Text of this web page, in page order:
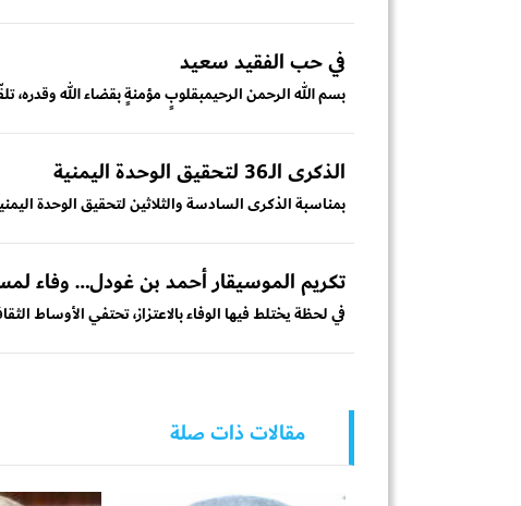
في حب الفقيد سعيد
بسم الله الرحمن الرحيمبقلوبٍ مؤمنةٍ بقضاء الله وقدره،
الذكرى الـ36 لتحقيق الوحدة اليمنية
بمناسبة الذكرى السادسة والثلاثين لتحقيق الوحدة اليمنية في 22 مايو 1990، نهنئ شعبنا اليمني
تكريم الموسيقار أحمد بن غودل… وفاء
في لحظة يختلط فيها الوفاء بالاعتزاز، تحتفي الأوساط
مقالات ذات صلة